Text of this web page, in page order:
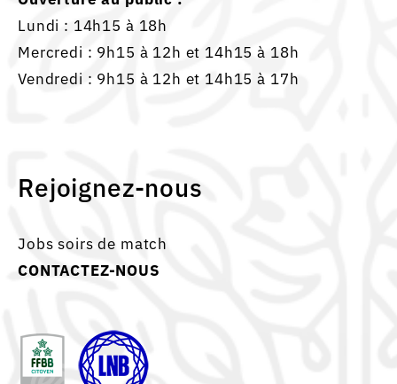
Lundi : 14h15 à 18h
Mercredi : 9h15 à 12h et 14h15 à 18h
Vendredi : 9h15 à 12h et 14h15 à 17h
Rejoignez-nous
Jobs soirs de match
CONTACTEZ-NOUS